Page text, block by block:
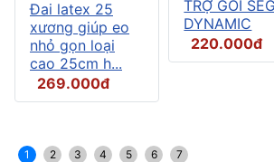
Đai latex 25
xương giúp eo
nhỏ gọn loại
cao 25cm h...
269.000đ
TRỢ GỐI
DYNAMIC
220.000đ
1 2 3 4 5 6 7